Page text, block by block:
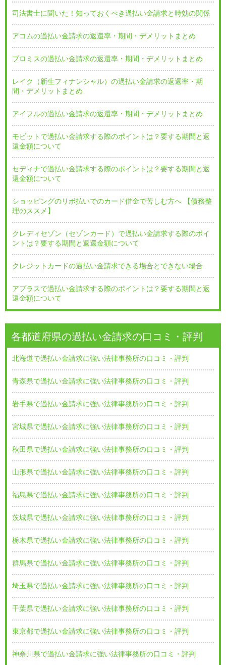
司法書士に聞いた！知っておくべき過払い金請求と時効の関係
アコムの過払い金請求の返還率・期間・デメリットまとめ
プロミスの過払い金請求の返還率・期間・デメリットまとめ
レイク（新生フィナンシャル）の過払い金請求の返還率・期
間・デメリットまとめ
アイフルの過払い金請求の返還率・期間・デメリットまとめ
モビットで過払い金請求する際のポイントは？要する期間と返
還金額について
セディナで過払い金請求する際のポイントは？要する期間と返
還金額について
ショッピングのリボ払いでのカード借金で苦しむ方へ 【債務整
理のススメ】
クレディセゾン（セゾンカード）で過払い金請求する際のポイ
ントは？要する期間と返還金額について
クレジットカードの過払い金請求できる場合とできない場合
アプラスで過払い金請求する際のポイントは？要する期間と返
還金額について
各都道府県の過払い金請求の口コミ・評判
北海道で過払い金請求に強い法律事務所の口コミ・評判
青森県で過払い金請求に強い法律事務所の口コミ・評判
岩手県で過払い金請求に強い法律事務所の口コミ・評判
宮城県で過払い金請求に強い法律事務所の口コミ・評判
秋田県で過払い金請求に強い法律事務所の口コミ・評判
山形県で過払い金請求に強い法律事務所の口コミ・評判
福島県で過払い金請求に強い法律事務所の口コミ・評判
茨城県で過払い金請求に強い法律事務所の口コミ・評判
栃木県で過払い金請求に強い法律事務所の口コミ・評判
群馬県で過払い金請求に強い法律事務所の口コミ・評判
埼玉県で過払い金請求に強い法律事務所の口コミ・評判
千葉県で過払い金請求に強い法律事務所の口コミ・評判
東京都で過払い金請求に強い法律事務所の口コミ・評判
神奈川県で過払い金請求に強い法律事務所の口コミ・評判